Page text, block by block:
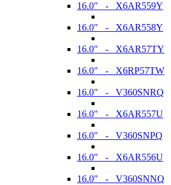
16.0" - X6AR559Y
16.0" - X6AR558Y
16.0" - X6AR57TY
16.0" - X6RP57TW
16.0" - V360SNRQ
16.0" - X6AR557U
16.0" - V360SNPQ
16.0" - X6AR556U
16.0" - V360SNNQ